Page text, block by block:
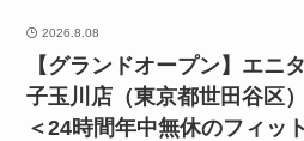
2026.8.08
【グランドオープン】エニ
子玉川店（東京都世田谷区
＜24時間年中無休のフィッ